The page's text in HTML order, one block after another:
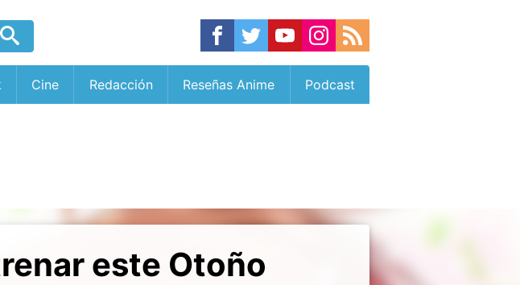
Cine Redacción Reseñas Anime Podcast
este Otoño